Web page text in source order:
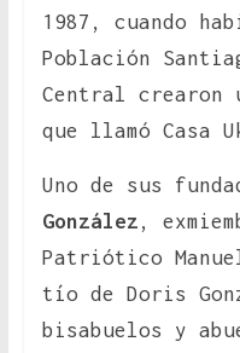
1987, cuando
Población
Central crearon
que llamó Casa
Uno de sus
González ,
Patriótico
tío de Doris
bisabuelos y